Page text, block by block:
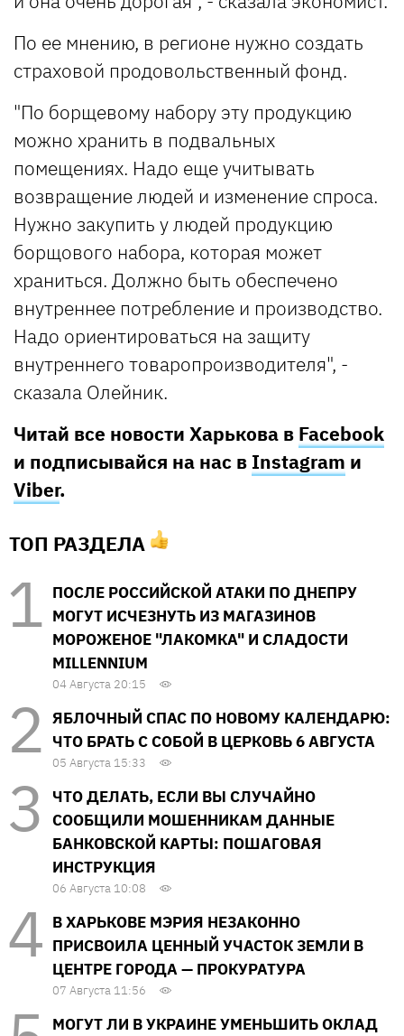
По ее мнению, в регионе нужно создать
страховой продовольственный фонд.
"По борщевому набору эту продукцию
можно хранить в подвальных
помещениях. Надо еще учитывать
возвращение людей и изменение спроса.
Нужно закупить у людей продукцию
борщового набора, которая может
храниться. Должно быть обеспечено
внутреннее потребление и производство.
Надо ориентироваться на защиту
внутреннего товаропроизводителя", -
сказала Олейник.
Читай все новости Харькова в Facebook
и подписывайся на нас в Instagram и
Viber.
ТОП РАЗДЕЛА
ПОСЛЕ РОССИЙСКОЙ АТАКИ ПО ДНЕПРУ
МОГУТ ИСЧЕЗНУТЬ ИЗ МАГАЗИНОВ
МОРОЖЕНОЕ "ЛАКОМКА" И СЛАДОСТИ
MILLENNIUM
04 Августа 20:15
ЯБЛОЧНЫЙ СПАС ПО НОВОМУ КАЛЕНДАРЮ:
ЧТО БРАТЬ С СОБОЙ В ЦЕРКОВЬ 6 АВГУСТА
05 Августа 15:33
ЧТО ДЕЛАТЬ, ЕСЛИ ВЫ СЛУЧАЙНО
СООБЩИЛИ МОШЕННИКАМ ДАННЫЕ
БАНКОВСКОЙ КАРТЫ: ПОШАГОВАЯ
ИНСТРУКЦИЯ
06 Августа 10:08
В ХАРЬКОВЕ МЭРИЯ НЕЗАКОННО
ПРИСВОИЛА ЦЕННЫЙ УЧАСТОК ЗЕМЛИ В
ЦЕНТРЕ ГОРОДА — ПРОКУРАТУРА
07 Августа 11:56
МОГУТ ЛИ В УКРАИНЕ УМЕНЬШИТЬ ОКЛАД